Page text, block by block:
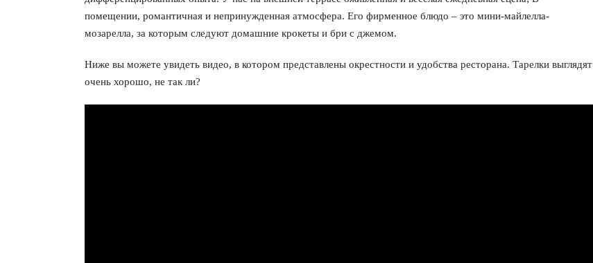
помещении, романтичная и непринужденная атмосфера. Его фирменное блюдо – это мини-майлелла-
мозарелла, за которым следуют домашние крокеты и бри с джемом.
Ниже вы можете увидеть видео, в котором представлены окрестности и удобства ресторана. Тарелки выглядят
очень хорошо, не так ли?